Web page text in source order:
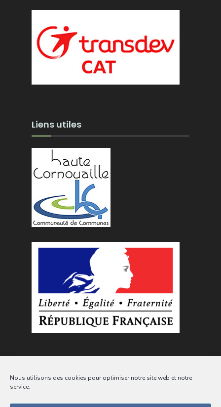
Nous utilisons des cookies pour optimiser notre site web et notre
service.
Liens utiles